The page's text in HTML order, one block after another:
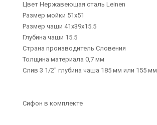
Цвет Нержавеющая сталь Leinen
Размер мойки 51x51
Размер чаши 41x39x15.5
Глубина чаши 15.5
Страна производитель Словения
Толщина материала 0,7 мм
Слив 3 1/2" глубина чаша 185 мм или 155 мм
Сифон в комплекте